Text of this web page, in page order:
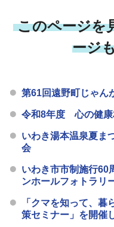
このページを
ージ
第61回遠野町じゃん
令和8年度 心の健康
いわき湯本温泉夏
会
いわき市市制施行60
ンホールフォトラリ
「クマを知って、
策セミナー」を開催